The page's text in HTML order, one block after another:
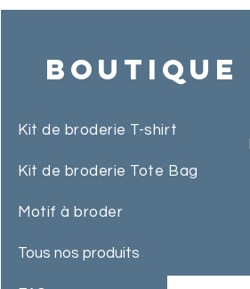
Boutique
Kit de broderie T-shirt
Kit de broderie Tote Bag
Motif à broder
Tous nos produits